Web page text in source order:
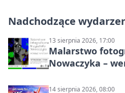
Nadchodzące
13 sierpnia 2026, 17:00
Malarstwo
Nowaczyka –
14 sierpnia 2026, 08:00